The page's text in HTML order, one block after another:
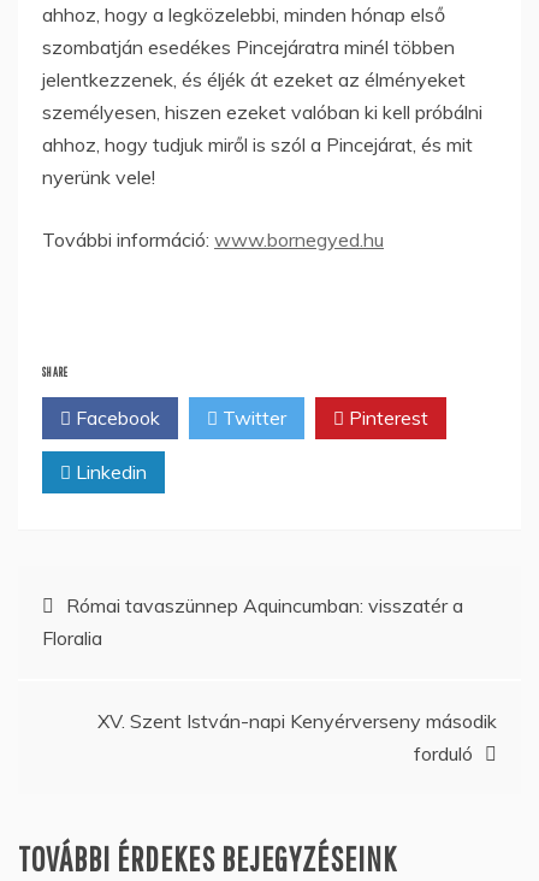
ahhoz, hogy a legközelebbi, minden hónap első
szombatján esedékes Pincejáratra minél többen
jelentkezzenek, és éljék át ezeket az élményeket
személyesen, hiszen ezeket valóban ki kell próbálni
ahhoz, hogy tudjuk miről is szól a Pincejárat, és mit
nyerünk vele!
További információ: www.bornegyed.hu
SHARE
Facebook Twitter Pinterest
Linkedin
Bejegyzés
Római tavaszünnep Aquincumban: visszatér a
Floralia
XV. Szent István-napi Kenyérverseny második
forduló
TOVÁBBI ÉRDEKES BEJEGYZÉSEINK